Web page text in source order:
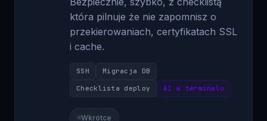
przekierowaniach, certyfikatach SSL
i cache.
SSH
Wkrótce